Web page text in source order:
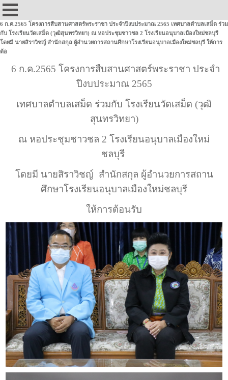
6 ก.ค.2565 โครงการสืบสานศาสตร์พระราชา ประจำปีงบประมาณ 2565 เทศบาลตำบลเสม็ด ร่วม
กับ โรงเรียนวัดเสม็ด (วุฒิสุนทรวิทยา) ณ หอประชุมชาวชล 2 โรงเรียนอนุบาลเมืองใหม่ชลบุรี
โดยมี นายสิราวิชญ์ สำนักสกุล ผู้อำนวยการสถานศึกษาโรงเรียนอนุบาลเมืองใหม่ชลบุรี ให้การ
ต้อ
6 ก.ค.2565 โครงการสืบสานศาสตร์พระราชา ประจำ
ปีงบประมาณ 2565
เทศบาลตำบลเสม็ด ร่วมกับ โรงเรียนวัดเสม็ด (วุฒิ
สุนทรวิทยา)
ณ หอประชุมชาวชล 2 โรงเรียนอนุบาลเมืองใหม่
ชลบุรี
โดยมี นายสิราวิชญ์ สำนักสกุล ผู้อำนวยการสถาน
ศึกษาโรงเรียนอนุบาลเมืองใหม่ชลบุรี
ให้การต้อนรับ